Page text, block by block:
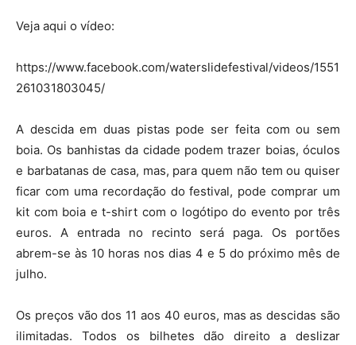
Veja aqui o vídeo:
https://www.facebook.com/waterslidefestival/videos/1551
261031803045/
A descida em duas pistas pode ser feita com ou sem
boia. Os banhistas da cidade podem trazer boias, óculos
e barbatanas de casa, mas, para quem não tem ou quiser
ficar com uma recordação do festival, pode comprar um
kit com boia e t-shirt com o logótipo do evento por três
euros. A entrada no recinto será paga. Os portões
abrem-se às 10 horas nos dias 4 e 5 do próximo mês de
julho.
Os preços vão dos 11 aos 40 euros, mas as descidas são
ilimitadas. Todos os bilhetes dão direito a deslizar